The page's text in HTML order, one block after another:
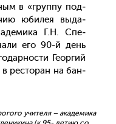
в «груп­пу под­
юби­лея вы­да­
Г.Н. Спе­
его 90-й день
Ге­ор­гий
в рес­то­ран на бан­
учителя – академика